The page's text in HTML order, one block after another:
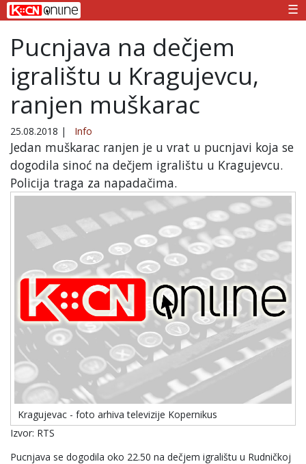
☰
Pucnjava na dečjem
igralištu u Kragujevcu,
ranjen muškarac
25.08.2018 | Info
Jedan muškarac ranjen je u vrat u pucnjavi koja se
dogodila sinoć na dečjem igralištu u Kragujevcu.
Policija traga za napadačima.
Kragujevac - foto arhiva televizije Kopernikus
Izvor: RTS
Pucnjava se dogodila oko 22.50 na dečjem igralištu u Rudničkoj